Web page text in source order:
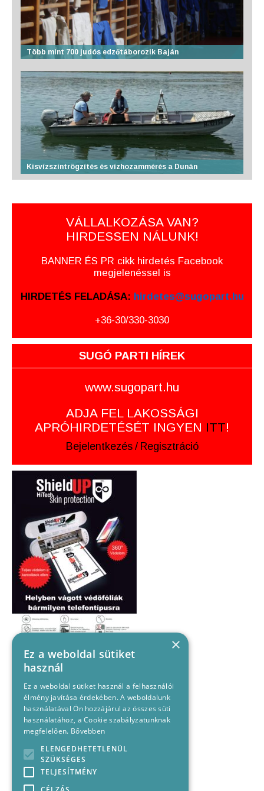
Több mint 700 judós edzőtáborozik Baján
Kisvízszintrögzítés és vízhozammérés a Dunán
VÁLLALKOZÁSA VAN?
HIRDESSEN NÁLUNK!
BANNER ÉS PR cikk hirdetés Facebook
megjelenéssel is
HIRDETÉS FELADÁSA: hirdetes@sugopart.hu
+36-30/330-3030
SUGÓ PARTI HÍREK
www.sugopart.hu
ADJA FEL LAKOSSÁGI
APRÓHIRDETÉSÉT INGYEN ITT!
Bejelentkezés / Regisztráció
×
Ez a weboldal sütiket
használ
Ez a weboldal sütiket használ a felhasználói
élmény javítása érdekében. A weboldalunk
használatával Ön hozzájárul az összes süti
használatához, a Cookie szabályzatunknak
megfelelően. Bővebben
ELENGEDHETETLENÜL
SZÜKSÉGES
TELJESÍTMÉNY